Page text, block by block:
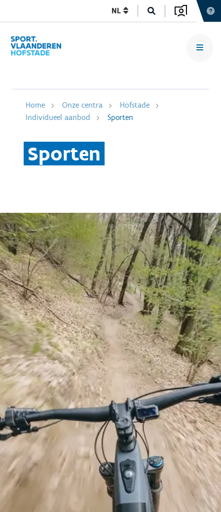
NL
Home Onze centra
Hofstade
Individueel aanbod
Sporten
Sporten